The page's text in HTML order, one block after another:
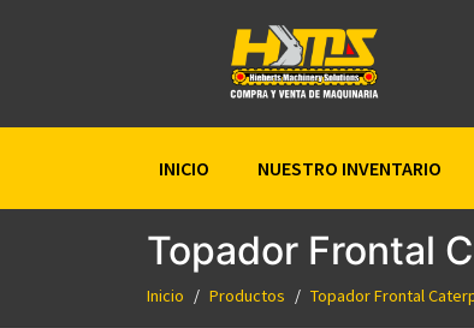
INICIO NUESTRO INVENTARIO
Topador Frontal
Inicio Productos Topador Frontal